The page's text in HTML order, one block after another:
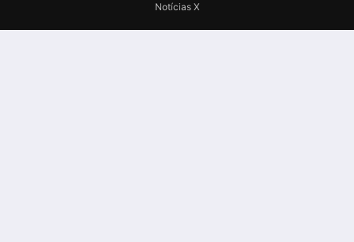
Notícias X